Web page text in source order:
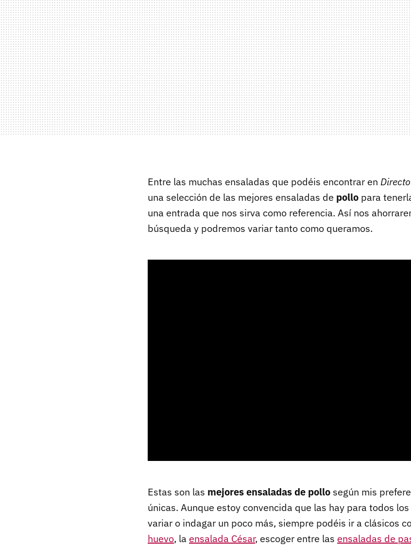
Entre las muchas ensaladas que podéis encontrar en
una selección de las mejores ensaladas de pollo para
una entrada que nos sirva como referencia. Así nos
búsqueda y podremos variar tanto como queramos.
Estas son las mejores ensaladas de pollo según mis
únicas. Aunque estoy convencida que las hay para todos
variar o indagar un poco más, siempre podéis ir a clásicos
huevo, la ensalada César, escoger entre las ensaladas de